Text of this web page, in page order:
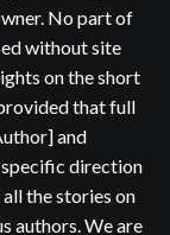
No part of
without site
on the short
that full
and
direction
the stories on
authors. We are